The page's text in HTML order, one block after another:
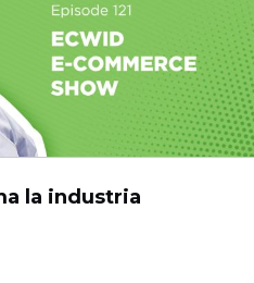
la industria